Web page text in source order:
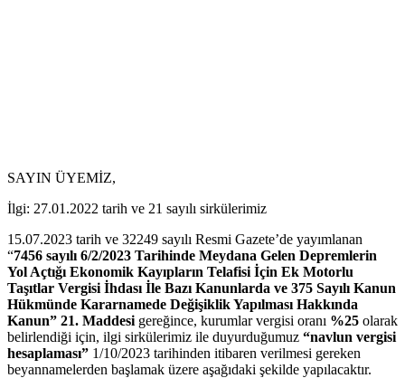
SAYIN ÜYEMİZ,
İlgi: 27.01.2022 tarih ve 21 sayılı sirkülerimiz
15.07.2023 tarih ve 32249 sayılı Resmi Gazete’de yayımlanan
“7456 sayılı 6/2/2023 Tarihinde Meydana Gelen Depremlerin
Yol Açtığı Ekonomik Kayıpların Telafisi İçin Ek Motorlu
Taşıtlar Vergisi İhdası İle Bazı Kanunlarda ve 375 Sayılı Kanun
Hükmünde Kararnamede Değişiklik Yapılması Hakkında
Kanun” 21. Maddesi gereğince, kurumlar vergisi oranı %25 olarak
belirlendiği için, ilgi sirkülerimiz ile duyurduğumuz “navlun vergisi
hesaplaması” 1/10/2023 tarihinden itibaren verilmesi gereken
beyannamelerden başlamak üzere aşağıdaki şekilde yapılacaktır.